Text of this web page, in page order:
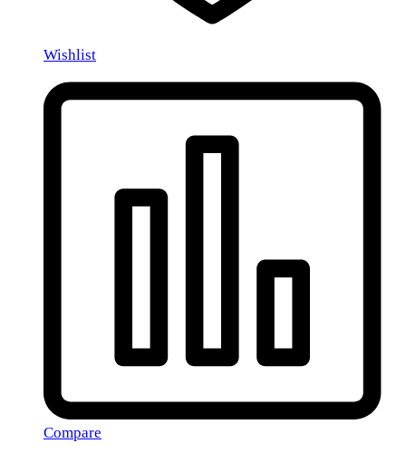
Wishlist
Compare